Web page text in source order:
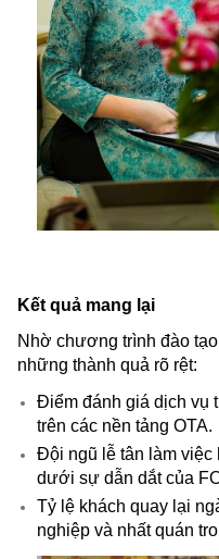
Kết quả mang lại
Nhờ chương trình đào
những thành quả rõ rệt:
Điểm đánh giá dịch vụ
trên các nền tảng OTA.
Đội ngũ lễ tân làm việc
dưới sự dẫn dắt của
Tỷ lệ khách quay lại
nghiệp và nhất quán